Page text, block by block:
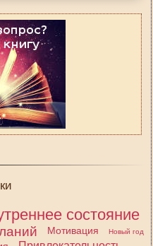
состояние
Мотивация Новый год